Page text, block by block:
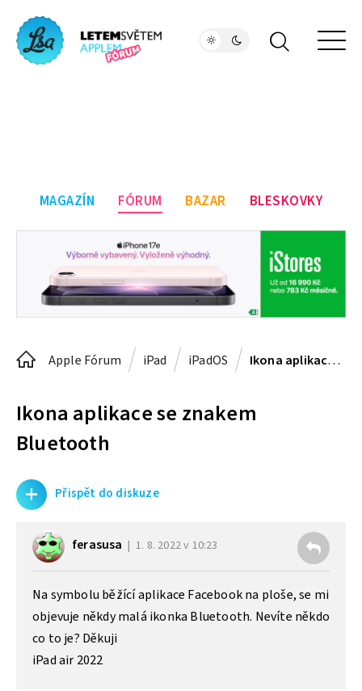
MAGAZÍN FÓRUM BAZAR BLESKOVKY
Apple Fórum iPad iPadOS Ikona aplikace se znakem Bluetooth
Ikona aplikace se znakem
Bluetooth
+ Přispět do diskuze
ferasusa 1. 8. 2022 v 10:23
Na symbolu běžící aplikace Facebook na ploše, se mi
objevuje někdy malá ikonka Bluetooth. Nevíte někdo
co to je? Děkuji
iPad air 2022